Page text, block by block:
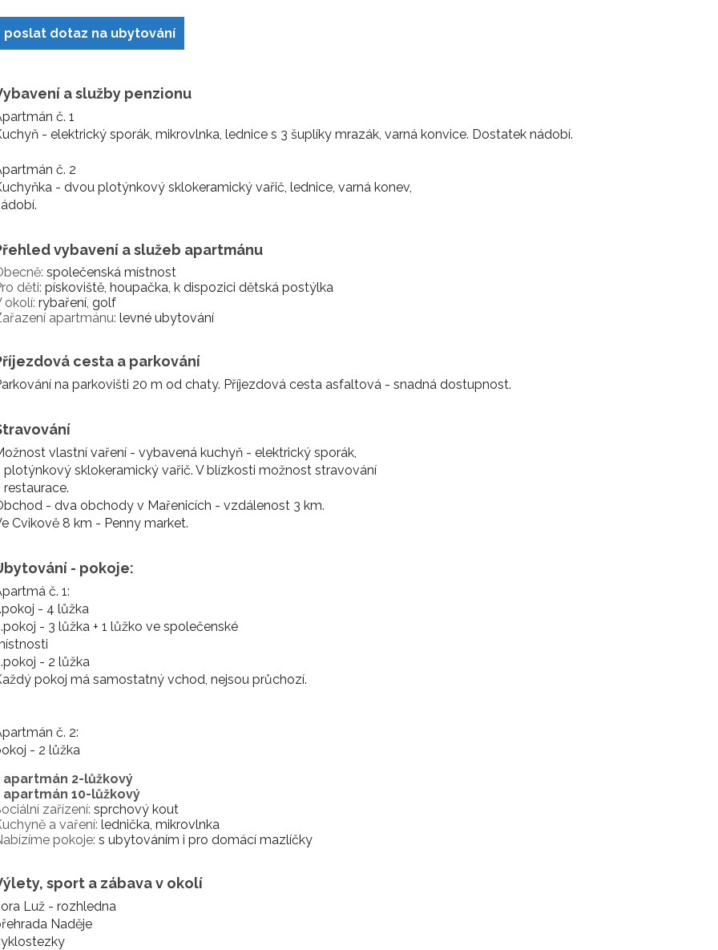
poslat dotaz na ubytování
a služby penzionu
č. 1
- elektrický sporák, mikrovlnka, lednice s 3 šuplíky mrazák, varná konvice. Dostatek nádobí.
č. 2
- dvou plotýnkový sklokeramický vařič, lednice, varná konev,
vybavení a služeb apartmánu
společenská místnost
děti: pískoviště, houpačka, k dispozici dětská postýlka
okolí: rybaření, golf
apartmánu: levné ubytování
cesta a parkování
na parkovišti 20 m od chaty. Příjezdová cesta asfaltová - snadná dostupnost.
vlastní vaření - vybavená kuchyň - elektrický sporák,
plotýnkový sklokeramický vařič. V blízkosti možnost stravování
restaurace.
- dva obchody v Mařenicích - vzdálenost 3 km.
Cvikově 8 km - Penny market.
- pokoje:
č. 1:
- 4 lůžka
- 3 lůžka + 1 lůžko ve společenské
- 2 lůžka
pokoj má samostatný vchod, nejsou průchozí.
č. 2:
- 2 lůžka
apartmán 2-lůžkový
apartmán 10-lůžkový
zařízení: sprchový kout
a vaření: lednička, mikrovlnka
pokoje: s ubytováním i pro domácí mazlíčky
sport a zábava v okolí
Luž - rozhledna
Naděje